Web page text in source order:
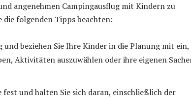
angenehmen Campingausflug mit Kindern zu
die folgenden Tipps beachten:
und beziehen Sie Ihre Kinder in die Planung mit ein,
Aktivitäten auszuwählen oder ihre eigenen
fest und halten Sie sich daran, einschließlich der